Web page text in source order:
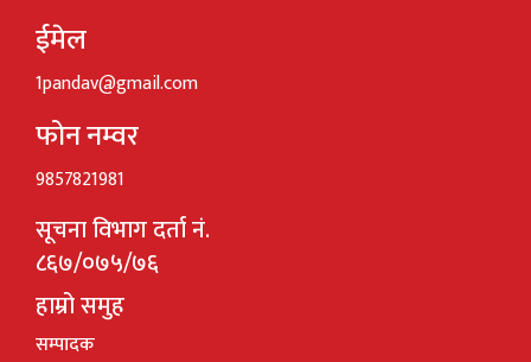
ईमेल
1pandav@gmail.com
फोन नम्वर
9857821981
सूचना विभाग दर्ता नं.
८६७/०७५/७६
हाम्रो समुह
सम्पादक